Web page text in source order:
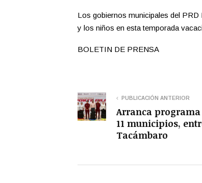
Los gobiernos municipales del
y los niños en esta temporada
BOLETIN DE PRENSA
PUBLICACIÓN ANTERIOR
Arranca
11 municipios,
Tacámbaro